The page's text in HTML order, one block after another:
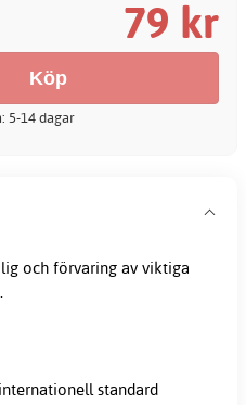
79 kr
5-14 dagar
och förvaring av viktiga
standard